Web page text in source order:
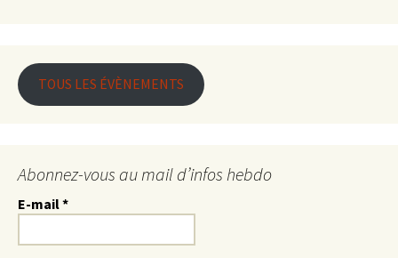
TOUS LES ÉVÈNEMENTS
Abonnez-vous au mail d’infos hebdo
E-mail*